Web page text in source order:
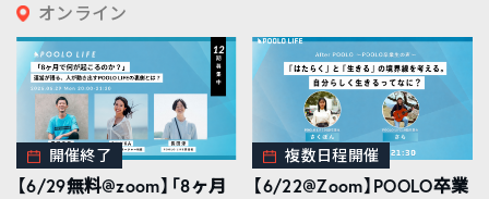
オンライン
開催終了
【6/29無料@zoom】「8ヶ月
複数日程開催
【6/22@Zoom】POOLO卒業